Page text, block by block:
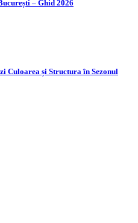
– Ghid 2026
Culoarea și Structura în Sezonul